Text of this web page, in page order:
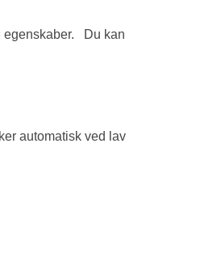
egenskaber. Du kan
automatisk ved lav